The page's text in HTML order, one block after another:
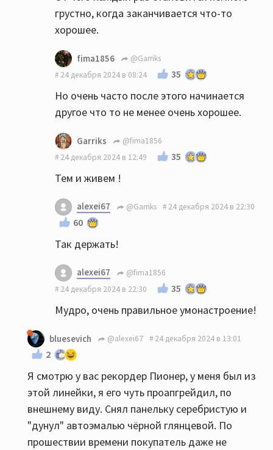
грустно, когда заканчивается что-то
хорошее.
fima1856
@Garriks
24 декабря 2024 в 08:24
35
Но очень часто после этого начинается
другое что то не менее очень хорошее.
Garriks
@fima1856
24 декабря 2024 в 12:49
35
Тем и живем !
alexei67 @Garriks 24 декабря 2024 в 22:30
60
Так держать!
alexei67
@fima1856
24 декабря 2024 в 22:30
35
Мудро, очень правильное умонастроение!
bluesevich @alexei67 24 декабря 2024 в 13:01
2
Я смотрю у вас рекордер Пионер, у меня был из
этой линейки, я его чуть проапгрейдил, по
внешнему виду. Снял панельку серебристую и
"дунул" автоэмалью чёрной глянцевой. По
прошествии времени покупатель даже не